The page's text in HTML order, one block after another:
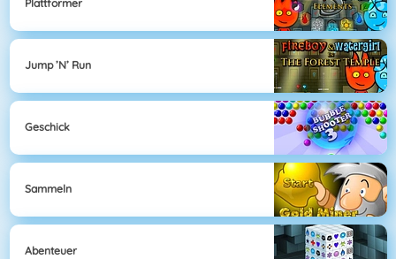
Plattformer
Jump ’n’ Run
Geschick
Sammeln
Abenteuer